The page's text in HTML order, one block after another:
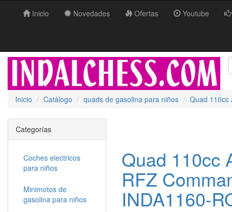
Inicio Novedades Ofertas Youtube
Inicio Catálogo quads de gasolina para niños Quad 110cc
Quad 110cc
RFZ
INDA1160-
Categorías
Coches electricos
para niños
Minimotos de
gasolina para niños